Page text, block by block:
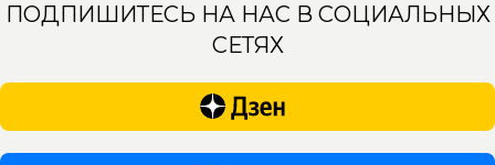
ПОДПИШИТЕСЬ НА НАС В СОЦИАЛЬНЫХ
СЕТЯХ